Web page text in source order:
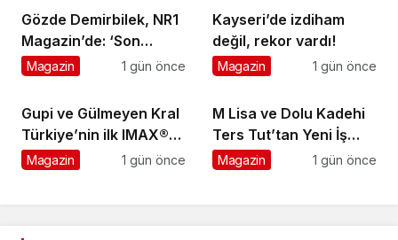
Cansever’e Duygusal
Veda
Gözde Demirbilek, NR1
Magazin’de: ‘Son
assolist olarak var
Magazin 1 gün önce
Kayseri’de izdiham
değil, rekor vardı!
Magazin 1 gün önce
Gupi ve Gülmeyen Kral
Türkiye’nin ilk IMAX®
animasyon filmi oluyor
Magazin 1 gün önce
M Lisa ve Dolu Kadehi
Ters Tut’tan Yeni İş
Birliği: Vişne
Magazin 1 gün önce